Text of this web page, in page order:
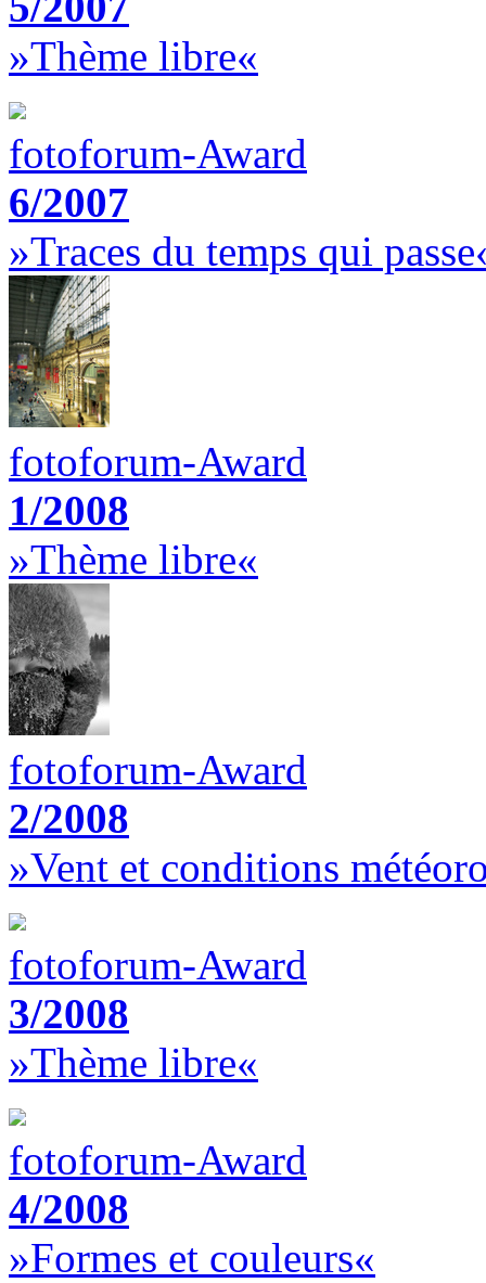
»Thème libre«
fotoforum-Award
6/2007
»Traces du temps qui
fotoforum-Award
1/2008
»Thème libre«
fotoforum-Award
2/2008
»Vent et conditions
fotoforum-Award
3/2008
»Thème libre«
fotoforum-Award
4/2008
»Formes et couleurs«